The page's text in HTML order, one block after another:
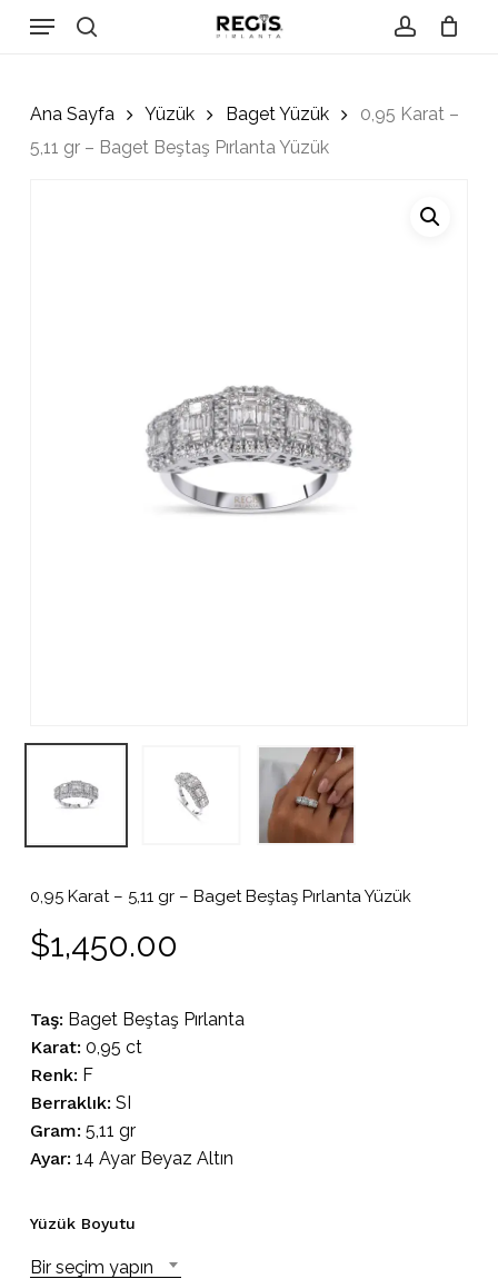
Menu
Ana Sayfa Yüzük Baget Yüzük
0,95 Karat –
5,11 gr – Baget Beştaş Pırlanta Yüzük
0,95 Karat – 5,11 gr – Baget Beştaş Pırlanta Yüzük
$1,450.00
Taş: Baget Beştaş Pırlanta
Karat: 0,95 ct
Renk: F
Berraklık: SI
Gram: 5,11 gr
Ayar: 14 Ayar Beyaz Altın
Yüzük Boyutu
Bir seçim yapın